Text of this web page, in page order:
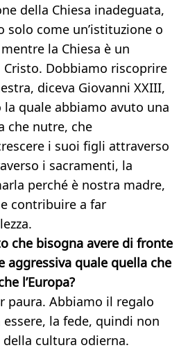
della Chiesa inadeguata,
solo come un’istituzione o
la Chiesa è un
Dobbiamo riscoprire
diceva Giovanni XXIII,
quale abbiamo avuto una
che nutre, che
i suoi figli attraverso
i sacramenti, la
perché è nostra madre,
contribuire a far
che bisogna avere di fronte
aggressiva quale quella che
l’Europa?
paura. Abbiamo il regalo
la fede, quindi non
cultura odierna.